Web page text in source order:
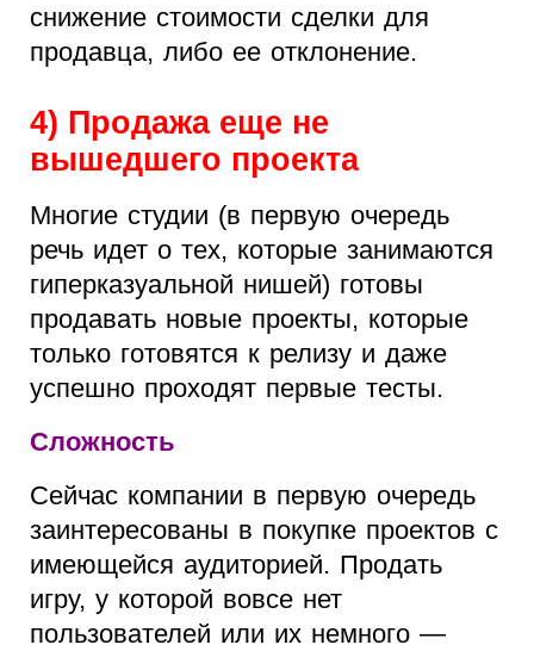
снижение стоимости сделки для
продавца, либо ее отклонение.
4) Продажа еще не
вышедшего проекта
Многие студии (в первую очередь
речь идет о тех, которые занимаются
гиперказуальной нишей) готовы
продавать новые проекты, которые
только готовятся к релизу и даже
успешно проходят первые тесты.
Сложность
Сейчас компании в первую очередь
заинтересованы в покупке проектов с
имеющейся аудиторией. Продать
игру, у которой вовсе нет
пользователей или их немного —